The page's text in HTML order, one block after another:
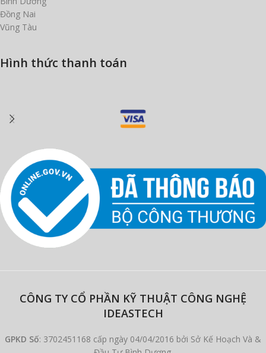
Đồng Nai
Vũng Tàu
Hình thức thanh toán
CÔNG TY CỔ PHẦN KỸ THUẬT CÔNG NGHỆ
IDEASTECH
GPKD Số: 3702451168 cấp ngày 04/04/2016 bởi Sở Kế Hoạch Và &